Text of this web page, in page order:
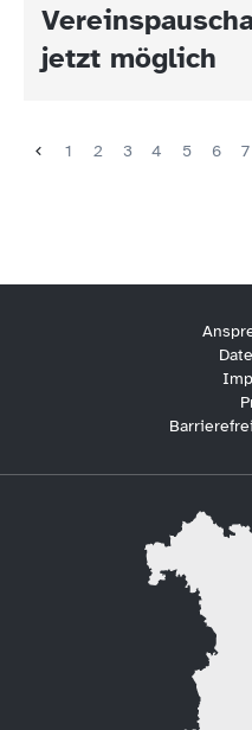
jetzt möglich
1 2 3 4 5 6 7